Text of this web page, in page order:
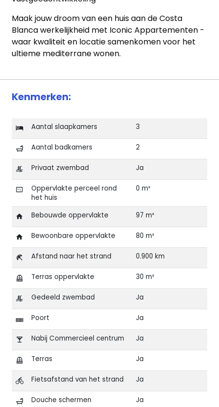
Maak jouw droom van een huis aan de Costa
Blanca werkelijkheid met Iconic Appartementen -
waar kwaliteit en locatie samenkomen voor het
ultieme mediterrane wonen.
Kenmerken:
Aantal slaapkamers 3
Aantal badkamers 2
Privaat zwembad Ja
Oppervlakte perceel rond
het huis
0 m²
Bebouwde oppervlakte 97 m²
Bewoonbare oppervlakte 80 m²
Afstand naar het strand 0.900 km
Terras oppervlakte 30 m²
Gedeeld zwembad Ja
Poort Ja
Nabij Commercieel centrum Ja
Terras Ja
Fietsafstand van het strand Ja
Douche schermen Ja